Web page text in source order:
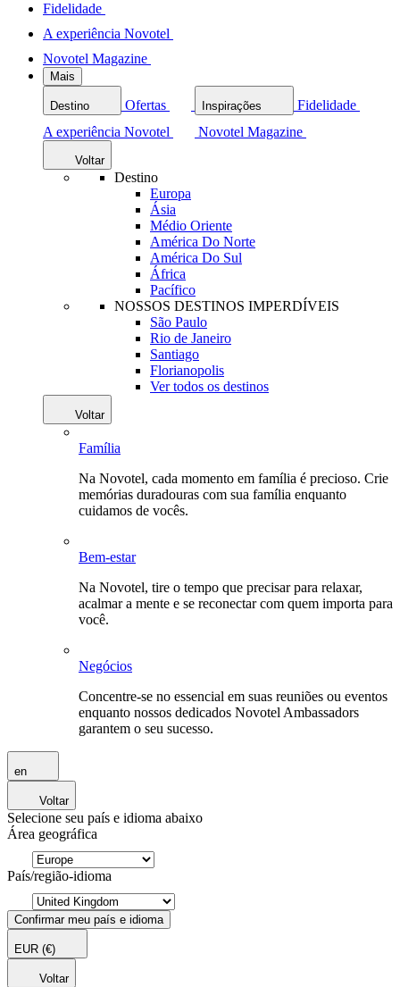
Fidelidade
A experiência Novotel
Novotel Magazine
Mais
Destino Ofertas Inspirações
Fidelidade
A experiência Novotel
Novotel Magazine
Voltar
Destino
Europa
Ásia
Médio Oriente
América Do Norte
América Do Sul
África
Pacífico
NOSSOS DESTINOS IMPERDÍVEIS
São Paulo
Rio de Janeiro
Santiago
Florianopolis
Ver todos os destinos
Voltar
Família
Na Novotel, cada momento em família é precioso. Crie
memórias duradouras com sua família enquanto
cuidamos de vocês.
Bem-estar
Na Novotel, tire o tempo que precisar para relaxar,
acalmar a mente e se reconectar com quem importa para
você.
Negócios
Concentre-se no essencial em suas reuniões ou eventos
enquanto nossos dedicados Novotel Ambassadors
garantem o seu sucesso.
en
Voltar
Selecione seu país e idioma abaixo
Área geográfica
País/região-idioma
Confirmar meu país e idioma
EUR (€)
Voltar